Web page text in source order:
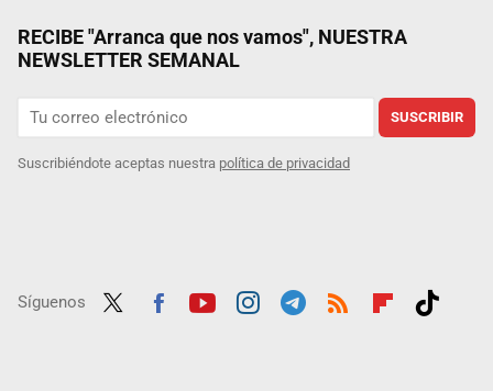
RECIBE "Arranca que nos vamos", NUESTRA
NEWSLETTER SEMANAL
SUSCRIBIR
Suscribiéndote aceptas nuestra política de privacidad
Síguenos